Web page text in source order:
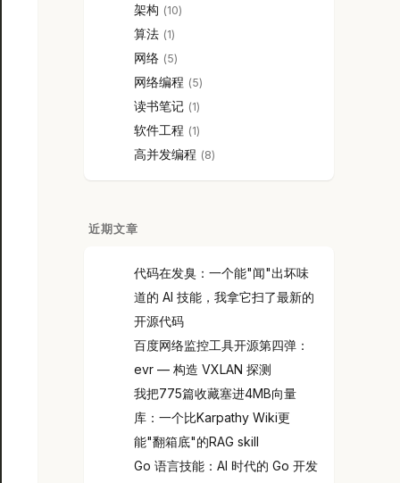
架构 10
算法 1
网络 5
网络编程 5
读书笔记 1
软件工程 1
高并发编程 8
近期文章
代码在发臭：一个能"闻"出坏味
道的 AI 技能，我拿它扫了最新的
开源代码
百度网络监控工具开源第四弹：
evr — 构造 VXLAN 探测
我把775篇收藏塞进4MB向量
库：一个比Karpathy Wiki更
能"翻箱底"的RAG skill
Go 语言技能：AI 时代的 Go 开发